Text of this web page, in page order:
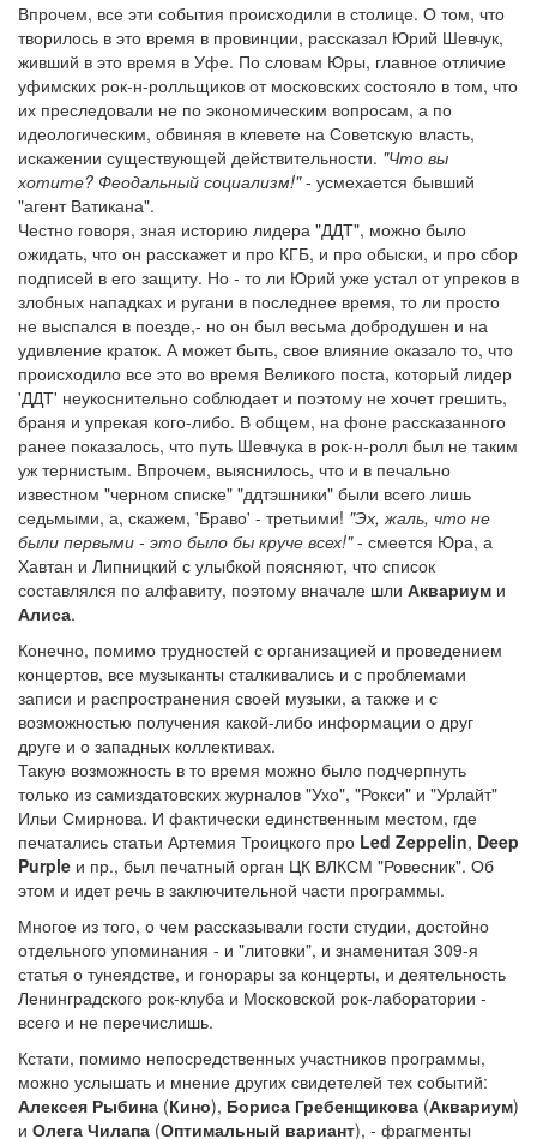
Впрочем, все эти события происходили в столице. О том, что
творилось в это время в провинции, рассказал Юрий Шевчук,
живший в это время в Уфе. По словам Юры, главное отличие
уфимских рок-н-ролльщиков от московских состояло в том, что
их преследовали не по экономическим вопросам, а по
идеологическим, обвиняя в клевете на Советскую власть,
искажении существующей действительности. "Что вы
хотите? Феодальный социализм!"- усмехается бывший
"агент Ватикана".
Честно говоря, зная историю лидера "ДДТ", можно было
ожидать, что он расскажет и про КГБ, и про обыски, и про сбор
подписей в его защиту. Но - то ли Юрий уже устал от упреков в
злобных нападках и ругани в последнее время, то ли просто
не выспался в поезде,- но он был весьма добродушен и на
удивление краток. А может быть, свое влияние оказало то, что
происходило все это во время Великого поста, который лидер
'ДДТ' неукоснительно соблюдает и поэтому не хочет грешить,
браня и упрекая кого-либо. В общем, на фоне рассказанного
ранее показалось, что путь Шевчука в рок-н-ролл был не таким
уж тернистым. Впрочем, выяснилось, что и в печально
известном "черном списке" "ддтэшники" были всего лишь
седьмыми, а, скажем, 'Браво' - третьими! "Эх, жаль, что не
были первыми - это было бы круче всех!"- смеется Юра, а
Хавтан и Липницкий с улыбкой поясняют, что список
составлялся по алфавиту, поэтому вначале шли Аквариум и
Алиса.
Конечно, помимо трудностей с организацией и проведением
концертов, все музыканты сталкивались и с проблемами
записи и распространения своей музыки, а также и с
возможностью получения какой-либо информации о друг
друге и о западных коллективах.
Такую возможность в то время можно было подчерпнуть
только из самиздатовских журналов "Ухо", "Рокси" и "Урлайт"
Ильи Смирнова. И фактически единственным местом, где
печатались статьи Артемия Троицкого про Led Zeppelin, Deep
Purple и пр., был печатный орган ЦК ВЛКСМ "Ровесник". Об
этом и идет речь в заключительной части программы.
Многое из того, о чем рассказывали гости студии, достойно
отдельного упоминания - и "литовки", и знаменитая 309-я
статья о тунеядстве, и гонорары за концерты, и деятельность
Ленинградского рок-клуба и Московской рок-лаборатории -
всего и не перечислишь.
Кстати, помимо непосредственных участников программы,
можно услышать и мнение других свидетелей тех событий:
Алексея Рыбина (Кино), Бориса Гребенщикова (Аквариум)
и Олега Чилапа (Оптимальный вариант), - фрагменты